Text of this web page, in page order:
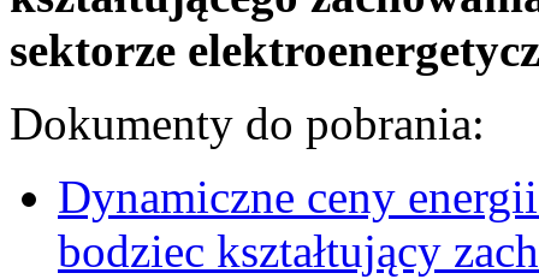
sektorze
Dokumenty do pobrania:
Dynamiczne ceny
bodziec kształtujący